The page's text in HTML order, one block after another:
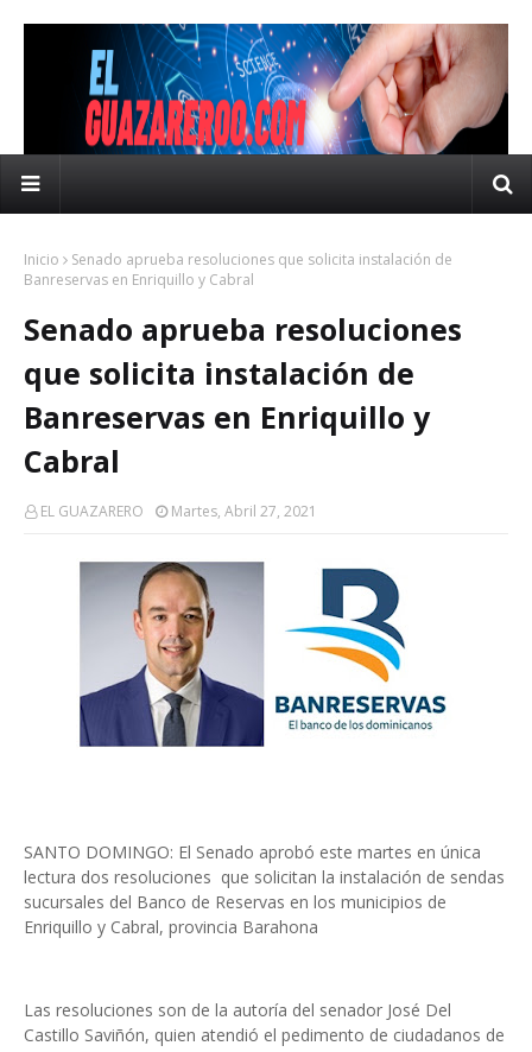
Inicio
Senado aprueba resoluciones que solicita instalación de
Banreservas en Enriquillo y Cabral
Senado aprueba resoluciones
que solicita instalación de
Banreservas en Enriquillo y
Cabral
EL GUAZARERO Martes, Abril 27, 2021
SANTO DOMINGO: El Senado aprobó este martes en única
lectura dos resoluciones que solicitan la instalación de sendas
sucursales del Banco de Reservas en los municipios de
Enriquillo y Cabral, provincia Barahona
Las resoluciones son de la autoría del senador José Del
Castillo Saviñón, quien atendió el pedimento de ciudadanos de